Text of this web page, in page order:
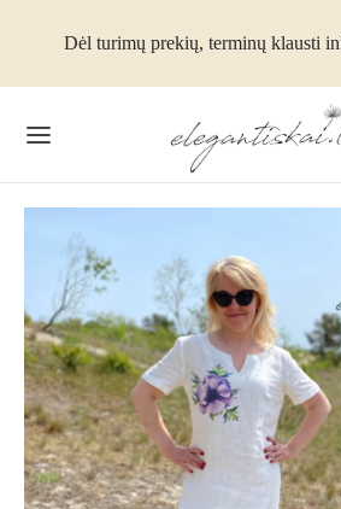
Dėl turimų prekių, terminų klausti